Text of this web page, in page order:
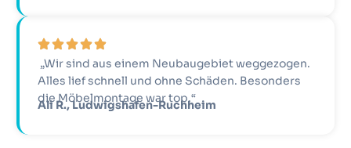
„Wir sind aus einem Neubaugebiet weggezogen.
Alles lief schnell und ohne Schäden. Besonders
die Möbelmontage war top.“
Ali R., Ludwigshafen-Ruchheim